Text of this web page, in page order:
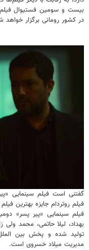
در کشور رومانی برگزار خواهد
گفتنی است فیلم سینمایی
فیلم روتردام جایزه بهترین
فیلم سینمایی «پیر پسر»
بهداد، لیلا حاتمی، محمد
تولید شده و پخش بین
مدیریت میلاد خسروی است.